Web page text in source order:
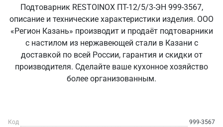
Подтоварник RESTOINOX ПТ-12/5/3-ЭН 999-3567,
описание и технические характеристики изделия. ООО
«Регион Казань» производит и продаёт подтоварники
с настилом из нержавеющей стали в Казани с
доставкой по всей России, гарантия и скидки от
производителя. Сделайте ваше кухонное хозяйство
более организованным.
Код
999-3567